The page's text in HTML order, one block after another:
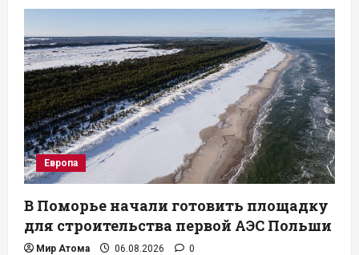
Европа
В Поморье начали готовить площадку
для строительства первой АЭС Польши
Мир Атома 06.08.2026 0